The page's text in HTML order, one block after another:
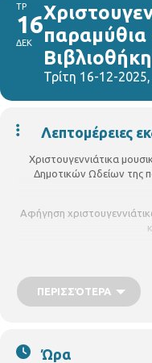
ΤΡ
16
ΔΕΚ
παραμύθια
Τρίτη 16-12-
Λεπτομέρειες
Χριστουγεννιάτικα
Δημοτικών Ωδείων της
Αφήγηση
Σε συνεργασία με το
ΠΕΡΙΣΣΌΤΕΡΑ
Ώρα